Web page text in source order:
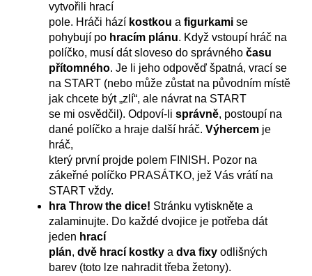
vytvořili hrací
pole. Hráči hází kostkou a figurkami se
pohybují po hracím plánu. Když vstoupí hráč na
políčko, musí dát sloveso do správného času
přítomného. Je li jeho odpověď špatná, vrací se
na START (nebo může zůstat na původním místě
jak chcete být „zlí“, ale návrat na START
se mi osvědčil). Odpoví-li správně, postoupí na
dané políčko a hraje další hráč. Výhercem je
hráč,
který první projde polem FINISH. Pozor na
zákeřné políčko PRASÁTKO, jež Vás vrátí na
START vždy.
hra Throw the dice! Stránku vytiskněte a
zalaminujte. Do každé dvojice je potřeba dát
jeden hrací
plán, dvě hrací kostky a dva fixy odlišných
barev (toto lze nahradit třeba žetony).